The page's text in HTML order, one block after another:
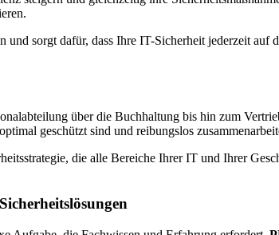
sorgt dafür, dass Ihre IT-Sicherheit jederzeit
über die Buchhaltung bis hin zum
geschützt sind und reibungslos
die alle Bereiche Ihrer IT und Ihrer